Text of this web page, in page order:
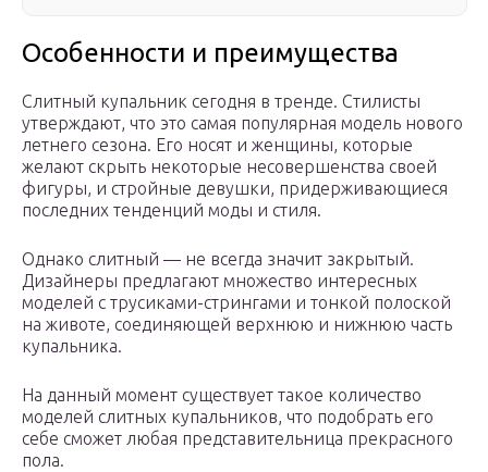
Особенности и преимущества
Слитный купальник сегодня в тренде. Стилисты
утверждают, что это самая популярная модель нового
летнего сезона. Его носят и женщины, которые
желают скрыть некоторые несовершенства своей
фигуры, и стройные девушки, придерживающиеся
последних тенденций моды и стиля.
Однако слитный — не всегда значит закрытый.
Дизайнеры предлагают множество интересных
моделей с трусиками-стрингами и тонкой полоской
на животе, соединяющей верхнюю и нижнюю часть
купальника.
На данный момент существует такое количество
моделей слитных купальников, что подобрать его
себе сможет любая представительница прекрасного
пола.